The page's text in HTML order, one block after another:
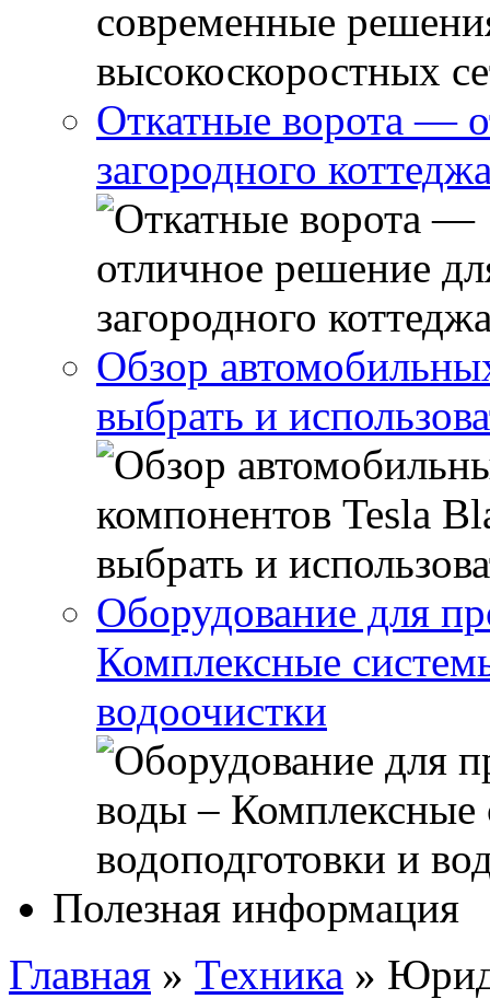
Откатные ворота —
загородного
Обзор
выбрать и
Оборудование для
Комплексные
водоочистки
Полезная информация
Главная » Техника »